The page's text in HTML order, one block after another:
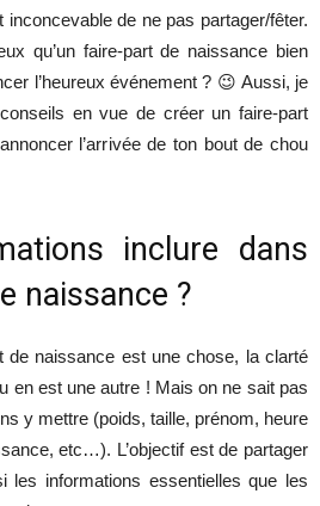
inconcevable de ne pas partager/fêter.
qu’un faire-part de naissance bien
l’heureux événement ? 😉 Aussi, je
en vue de créer un faire-part
l’arrivée de ton bout de chou
inclure dans
naissance ?
de naissance est une chose, la clarté
en est une autre ! Mais on ne sait pas
y mettre (poids, taille, prénom, heure
etc…). L’objectif est de partager
les informations essentielles que les